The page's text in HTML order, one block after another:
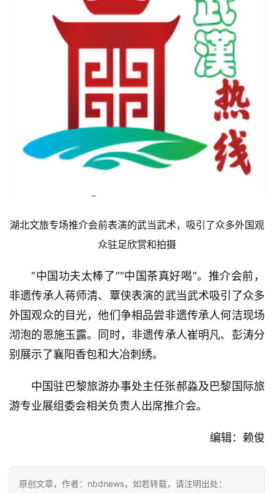
们
务
导
湖北文旅专场推介会前表演的武当武术，吸引了众多外国观
众驻足欣赏和拍摄
“中国功夫太棒了”“中国茶真好喝”。推介会前，
非遗传承人蒋师清、覃侠表演的武当武术吸引了众多
外国观众的目光，他们争相品尝非遗传承人何洁现场
沏泡的恩施玉露。同时，非遗传承人崔明凡、彭涛分
别展示了襄阳香包和大冶刺绣。
中国驻巴黎旅游办事处主任张郝淼及巴黎国际旅
游专业展组委会相关负责人出席推介会。
编辑：赖俊
原创文章，作者：nbdnews，如若转载，请注明出处：